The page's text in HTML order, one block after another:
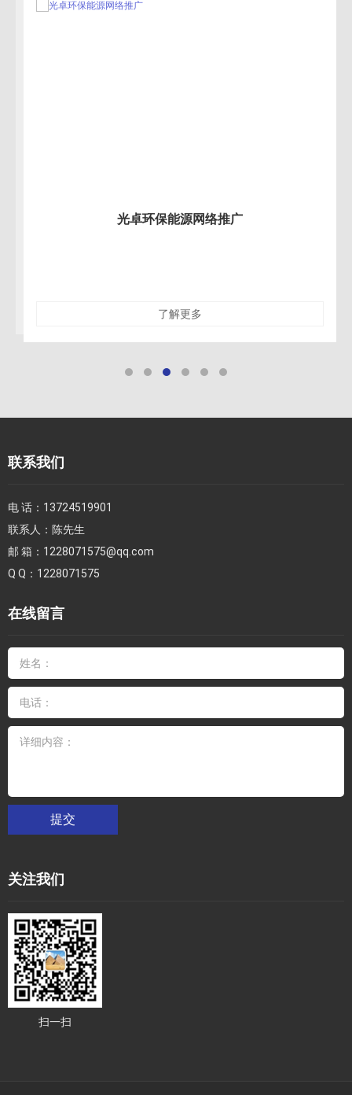
光卓环保能源网络推广
了解更多
联系我们
电 话： 13724519901
联系人： 陈先生
邮 箱： 1228071575@qq.com
Q Q： 1228071575
在线留言
提交
关注我们
扫一扫